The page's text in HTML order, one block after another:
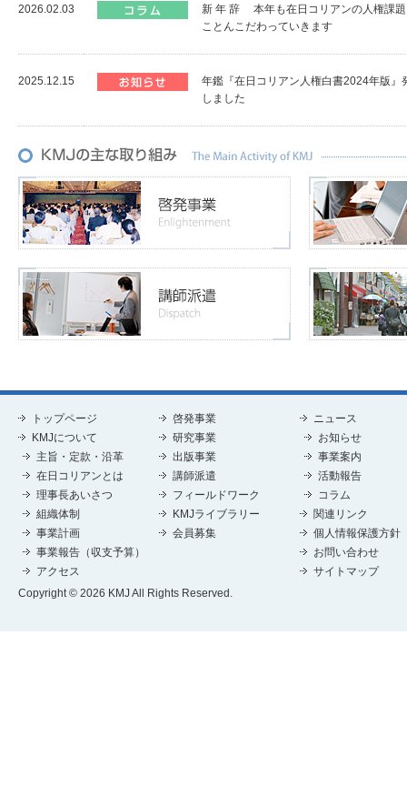
2026.02.03
新 年 辞 本年も在日コリアンの人権課
ことんこだわっていきます
2025.12.15
年鑑『在日コリアン人権白書2024年版』
しました
トップページ
KMJについて
主旨・定款・沿革
在日コリアンとは
理事長あいさつ
組織体制
事業計画
事業報告（収支予算）
アクセス
啓発事業
研究事業
出版事業
講師派遣
フィールドワーク
KMJライブラリー
会員募集
ニュース
お知らせ
事業案内
活動報告
コラム
関連リンク
個人情報保護方針
お問い合わせ
サイトマップ
Copyright © 2026 KMJ All Rights Reserved.